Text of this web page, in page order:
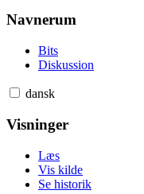
Navnerum
Bits
Diskussion
dansk
Visninger
Læs
Vis kilde
Se historik